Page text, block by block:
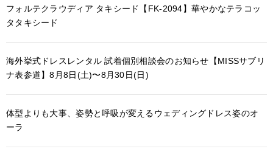
フォルテクラウディア タキシード【FK-2094】華やかなテラコッ
タタキシード
海外挙式ドレスレンタル 試着個別相談会のお知らせ【MISSサブリ
ナ表参道】8月8日(土)〜8月30日(日)
体型よりも大事、姿勢と呼吸が変えるウェディングドレス姿のオ
ーラ